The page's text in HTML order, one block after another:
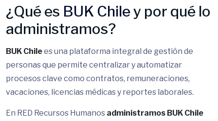
¿Qué es BUK Chiley por qué lo
administramos?
BUK Chilees una plataforma integral de gestión de
personas que permite centralizar y automatizar
procesos clave como contratos, remuneraciones,
vacaciones, licencias médicas y reportes laborales.
En RED Recursos Humanos administramos BUK Chile